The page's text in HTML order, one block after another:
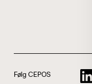
Følg CEPOS